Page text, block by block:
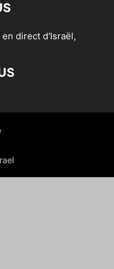
direct d'Israël,